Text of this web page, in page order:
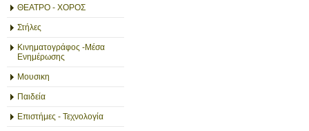
ΘΕΑΤΡΟ - ΧΟΡΟΣ
Στήλες
Κινηματογράφος -Μέσα
Ενημέρωσης
Μουσικη
Παιδεία
Επιστήμες - Τεχνολογία